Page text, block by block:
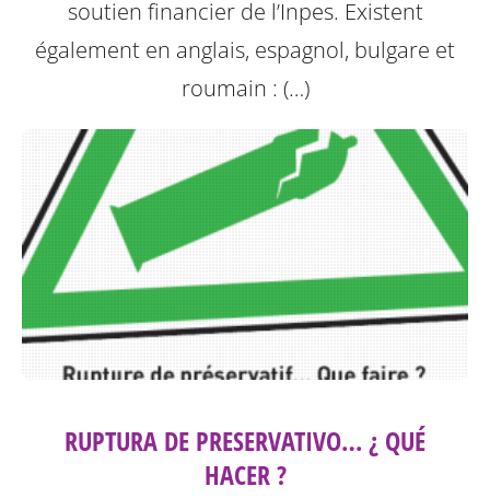
soutien financier de l’Inpes. Existent
également en anglais, espagnol, bulgare et
roumain : (…)
RUPTURA DE PRESERVATIVO… ¿ QUÉ
HACER ?